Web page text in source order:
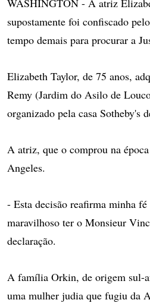
WASHINGTON - A atriz
supostamente foi confiscado
tempo demais para procurar a
Elizabeth Taylor, de 75 anos,
Remy (Jardim do Asilo de
organizado pela casa Sotheby's
A atriz, que o comprou na
Angeles.
- Esta decisão reafirma minha
maravilhoso ter o Monsieur
declaração.
A família Orkin, de origem sul-
uma mulher judia que fugiu da